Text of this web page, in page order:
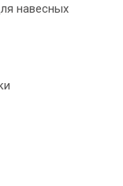
навесных